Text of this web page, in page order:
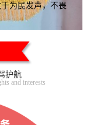
为民发声，不畏
护航
and interests